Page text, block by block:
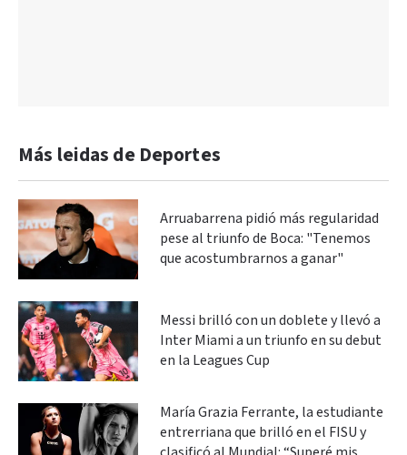
Más leidas de Deportes
Arruabarrena pidió más regularidad
pese al triunfo de Boca: "Tenemos
que acostumbrarnos a ganar"
Messi brilló con un doblete y llevó a
Inter Miami a un triunfo en su debut
en la Leagues Cup
María Grazia Ferrante, la estudiante
entrerriana que brilló en el FISU y